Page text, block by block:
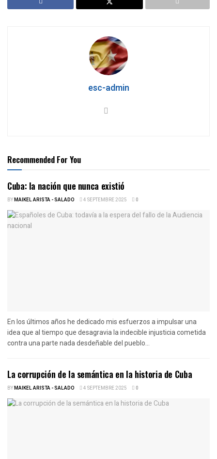
esc-admin
Recommended For You
Cuba: la nación que nunca existió
BYMAIKEL ARISTA - SALADO 4 SEPTEMBRE 2025 0
En los últimos años he dedicado mis esfuerzos a impulsar una
idea que al tiempo que desagravia la indecible injusticia cometida
contra una parte nada desdeñable del pueblo...
La corrupción de la semántica en la historia de Cuba
BYMAIKEL ARISTA - SALADO 4 SEPTEMBRE 2025 0